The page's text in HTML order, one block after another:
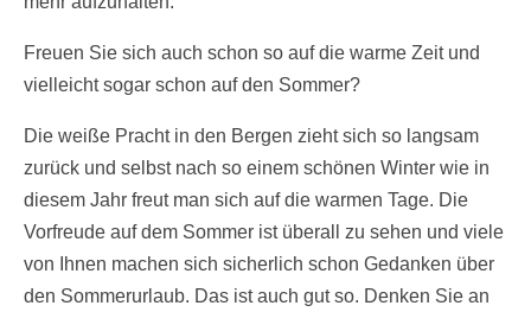
Freuen Sie sich auch schon so auf die warme Zeit und
vielleicht sogar schon auf den Sommer?
Die weiße Pracht in den Bergen zieht sich so langsam
zurück und selbst nach so einem schönen Winter wie in
diesem Jahr freut man sich auf die warmen Tage. Die
Vorfreude auf dem Sommer ist überall zu sehen und viele
von Ihnen machen sich sicherlich schon Gedanken über
den Sommerurlaub. Das ist auch gut so. Denken Sie an